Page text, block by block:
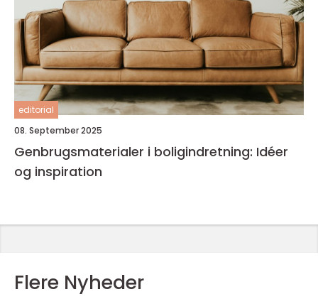
editorial
08. September 2025
Genbrugsmaterialer i boligindretning: Idéer
og inspiration
Flere Nyheder